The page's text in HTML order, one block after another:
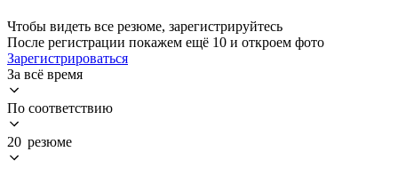
Чтобы видеть все резюме, зарегистрируйтесь
После регистрации покажем ещё 10 и откроем фото
Зарегистрироваться
За всё время
По соответствию
20 резюме